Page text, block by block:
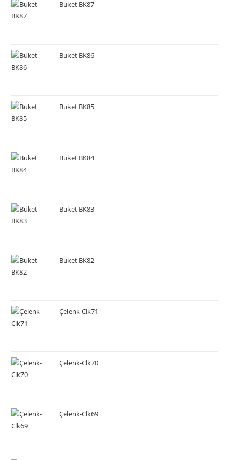
Buket BK87
Buket BK86
Buket BK85
Buket BK84
Buket BK83
Buket BK82
Çelenk-Clk71
Çelenk-Clk70
Çelenk-Clk69